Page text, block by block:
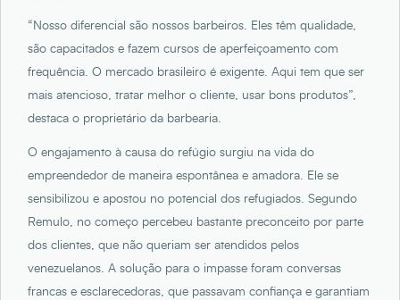
“Nosso diferencial são nossos barbeiros. Eles têm qualidade,
são capacitados e fazem cursos de aperfeiçoamento com
frequência. O mercado brasileiro é exigente. Aqui tem que ser
mais atencioso, tratar melhor o cliente, usar bons produtos”,
destaca o proprietário da barbearia.
O engajamento à causa do refúgio surgiu na vida do
empreendedor de maneira espontânea e amadora. Ele se
sensibilizou e apostou no potencial dos refugiados. Segundo
Remulo, no começo percebeu bastante preconceito por parte
dos clientes, que não queriam ser atendidos pelos
venezuelanos. A solução para o impasse foram conversas
francas e esclarecedoras, que passavam confiança e garantiam